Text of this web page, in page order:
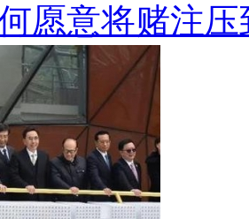
愿意将赌注